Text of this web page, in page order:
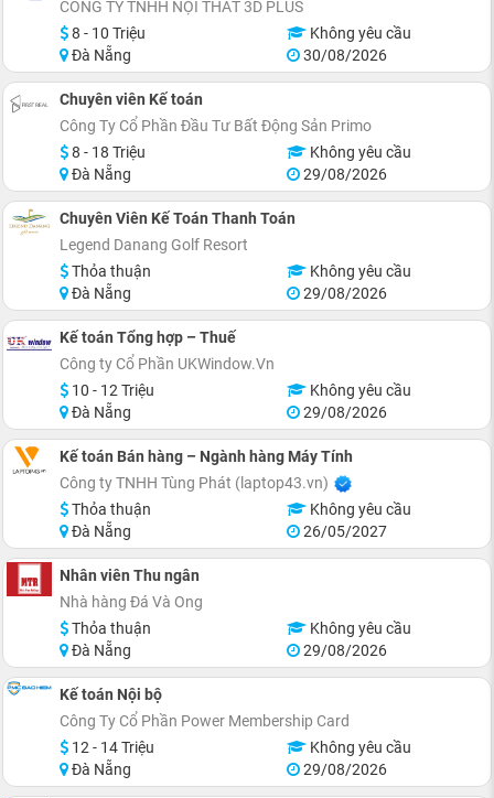
CÔNG TY TNHH NỘI THẤT 3D PLUS
8 - 10 Triệu
Không yêu cầu
Đà Nẵng
30/08/2026
Chuyên viên Kế toán
Công Ty Cổ Phần Đầu Tư Bất Động Sản Primo
8 - 18 Triệu
Không yêu cầu
Đà Nẵng
29/08/2026
Chuyên Viên Kế Toán Thanh Toán
Legend Danang Golf Resort
Thỏa thuận
Không yêu cầu
Đà Nẵng
29/08/2026
Kế toán Tổng hợp – Thuế
Công ty Cổ Phần UKWindow.Vn
10 - 12 Triệu
Không yêu cầu
Đà Nẵng
29/08/2026
Kế toán Bán hàng – Ngành hàng Máy Tính
Công ty TNHH Tùng Phát (laptop43.vn)
Thỏa thuận
Không yêu cầu
Đà Nẵng
26/05/2027
Nhân viên Thu ngân
Nhà hàng Đá Và Ong
Thỏa thuận
Không yêu cầu
Đà Nẵng
29/08/2026
Kế toán Nội bộ
Công Ty Cổ Phần Power Membership Card
12 - 14 Triệu
Không yêu cầu
Đà Nẵng
29/08/2026